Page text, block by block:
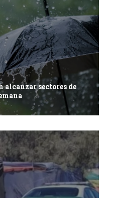
sectores de